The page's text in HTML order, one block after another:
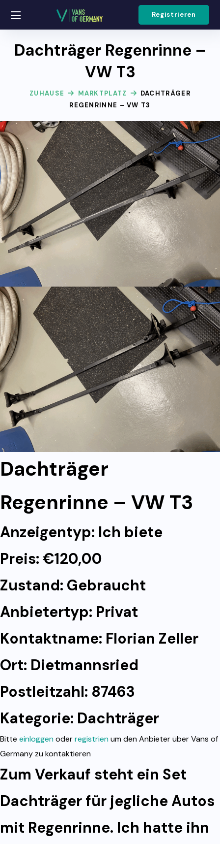
Registrieren
Dachträger Regenrinne –
VW T3
ZUHAUSE MARKTPLATZ
DACHTRÄGER
REGENRINNE – VW T3
Dachträger
Regenrinne – VW T3
Anzeigentyp: Ich biete
Preis: €120,00
Zustand: Gebraucht
Anbietertyp: Privat
Kontaktname: Florian Zeller
Ort: Dietmannsried
Postleitzahl: 87463
Kategorie: Dachträger
Bitte einloggenoderregistrienum den Anbieter über Vans of
Germany zu kontaktieren
Zum Verkauf steht ein Set
Dachträger für jegliche Autos
mit Regenrinne. Ich hatte ihn